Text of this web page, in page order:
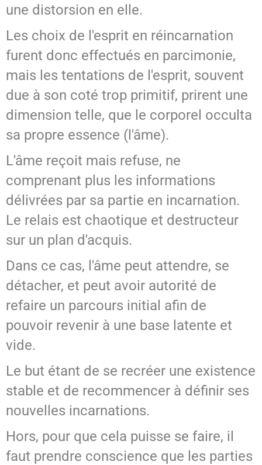
une distorsion en elle.
Les choix de l'esprit en réincarnation
furent donc effectués en parcimonie,
mais les tentations de l'esprit, souvent
due à son coté trop primitif, prirent une
dimension telle, que le corporel occulta
sa propre essence (l'âme).
L'âme reçoit mais refuse, ne
comprenant plus les informations
délivrées par sa partie en incarnation.
Le relais est chaotique et destructeur
sur un plan d'acquis.
Dans ce cas, l'âme peut attendre, se
détacher, et peut avoir autorité de
refaire un parcours initial afin de
pouvoir revenir à une base latente et
vide.
Le but étant de se recréer une existence
stable et de recommencer à définir ses
nouvelles incarnations.
Hors, pour que cela puisse se faire, il
faut prendre conscience que les parties